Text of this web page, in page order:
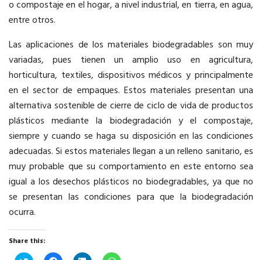
o compostaje en el hogar, a nivel industrial, en tierra, en agua,
entre otros.
Las aplicaciones de los materiales biodegradables son muy
variadas, pues tienen un amplio uso en agricultura,
horticultura, textiles, dispositivos médicos y principalmente
en el sector de empaques. Estos materiales presentan una
alternativa sostenible de cierre de ciclo de vida de productos
plásticos mediante la biodegradación y el compostaje,
siempre y cuando se haga su disposición en las condiciones
adecuadas. Si estos materiales llegan a un relleno sanitario, es
muy probable que su comportamiento en este entorno sea
igual a los desechos plásticos no biodegradables, ya que no
se presentan las condiciones para que la biodegradación
ocurra.
Share this: